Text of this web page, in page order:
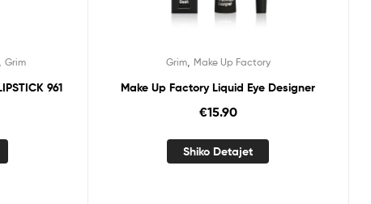
,Grim
961
Grim, Make Up Factory
Make Up Factory Liquid Eye Designer
€15.90
Shiko Detajet